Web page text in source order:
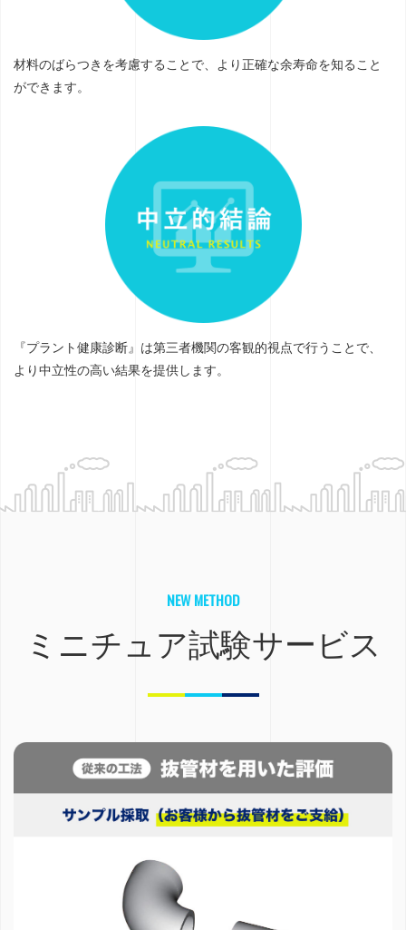
材料のばらつきを考慮することで、より正確な余寿命を知ること
ができます。
『プラント健康診断』は第三者機関の客観的視点で行うことで、
より中立性の高い結果を提供します。
NEW METHOD
ミニチュア試験サービス